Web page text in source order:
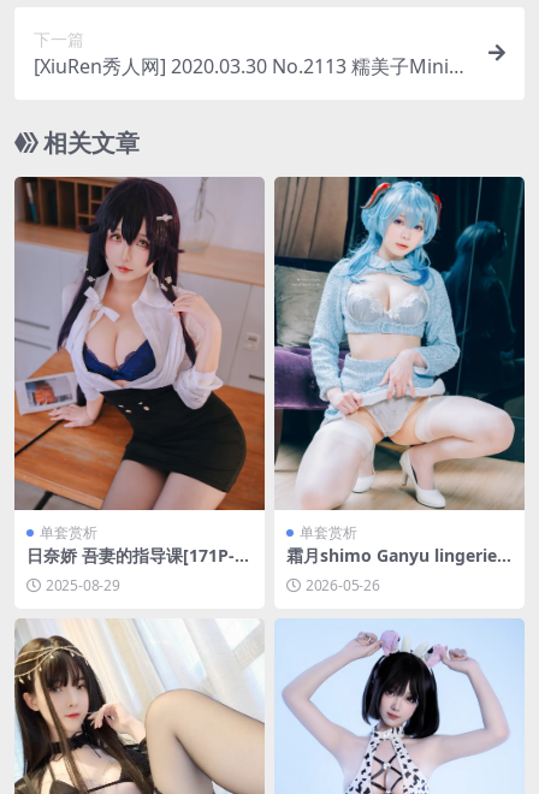
下一篇
[XiuRen秀人网] 2020.03.30 No.2113 糯美子Mini
相关文章
单套赏析
日奈娇 吾妻的指导课[171P-7
96.7M]
2025-08-29
单套赏析
霜月shimo Ganyu lingerie[1
5P-102.2M]
2026-05-26